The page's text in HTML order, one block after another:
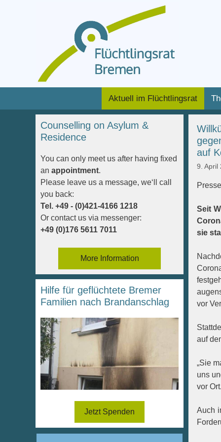
Inhalt
Aktuell im Flüchtlingsrat
auf
9. April
Seit
sie
vor
auf
„Sie
uns
vor Ort.
Auch
Counselling on Asylum &
Residence
You can only meet us after having fixed
an appointment.
Please leave us a message, we‘ll call
you back:
Tel. +49 - (0)421-4166 1218
Or contact us via messenger:
+49 (0)176 5611 7011
More Information
Hilfe für geflüchtete Bremer
Familien nach Brandanschlag
Jetzt Spenden